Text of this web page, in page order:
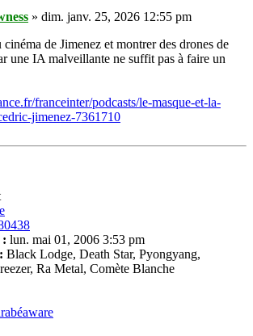
» dim. janv. 25, 2026 12:55 pm
cinéma de Jimenez et montrer des drones de
une IA malveillante ne suffit pas à faire un
franceinter/podcasts/le-masque-et-la-
jimenez-7361710
: lun. mai 01, 2006 3:53 pm
Black Lodge, Death Star, Pyongyang,
Ra Metal, Comète Blanche